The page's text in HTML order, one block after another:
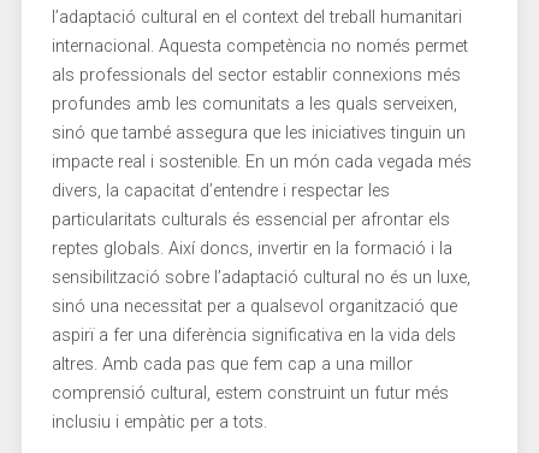
l’adaptació cultural en ‌el context del treball humanitari⁢
internacional. Aquesta competència no només ⁢permet
als professionals​ del sector establir connexions​ més
profundes amb⁣ les comunitats a les quals serveixen,
sinó que també assegura que ‌les iniciatives tinguin un
impacte⁣ real i sostenible. En un món cada vegada més
divers, la capacitat d’entendre i respectar les
particularitats culturals és ⁤essencial per afrontar els
reptes globals. Així doncs, invertir en la formació i la
sensibilització sobre l’adaptació cultural no és un luxe,
sinó una⁣ necessitat per a qualsevol​ organització que
aspirï ⁤a fer una diferència significativa en la ⁤vida dels
altres. Amb cada ‍pas que fem cap a una millor
comprensió cultural, estem ‍construint un futur més
inclusiu‌ i empàtic per a⁤ tots.